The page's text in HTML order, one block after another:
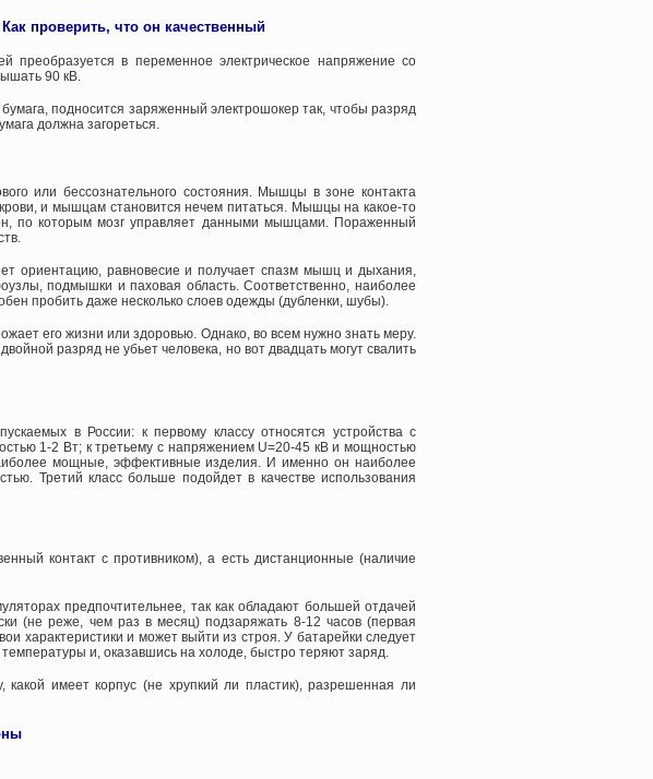
проверить, что он качественный
преобразуется в переменное электрическое напряжение со
90 кВ.
подносится заряженный электрошокер так, чтобы разряд
должна загореться.
или бессознательного состояния. Мышцы в зоне контакта
и мышцам становится нечем питаться. Мышцы на какое-то
по которым мозг управляет данными мышцами. Пораженный
ориентацию, равновесие и получает спазм мышц и дыхания,
подмышки и паховая область. Соответственно, наиболее
пробить даже несколько слоев одежды (дубленки, шубы).
его жизни или здоровью. Однако, во всем нужно знать меру.
разряд не убьет человека, но вот двадцать могут свалить
в России: к первому классу относятся устройства с
1-2 Вт; к третьему с напряжением U=20-45 кВ и мощностью
мощные, эффективные изделия. И именно он наиболее
Третий класс больше подойдет в качестве использования
контакт с противником), а есть дистанционные (наличие
предпочтительнее, так как обладают большей отдачей
(не реже, чем раз в месяц) подзаряжать 8-12 часов (первая
характеристики и может выйти из строя. У батарейки следует
и, оказавшись на холоде, быстро теряют заряд.
имеет корпус (не хрупкий ли пластик), разрешенная ли